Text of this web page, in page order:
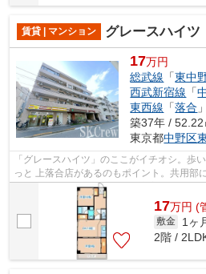
賃貸 | マンション グレースハイツ
17万円
総武線 「東中
西武新宿線 「
東西線 「落合
築37年 / 52.22
東京都中野区
「グレースハイツ」のここがイチオシ。歩
っと 上落合店があるのもポイント。共用部
場などが揃っており、とても充実して...
17万円 (
敷金 1ヶ
2階 /